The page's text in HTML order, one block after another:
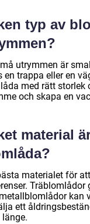
typ av
utrymmen är
en trappa eller en
med rätt
och skapa en
material
materialet för
kan
ett